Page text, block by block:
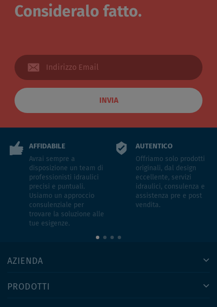
Consideralo fatto.
INVIA
AFFIDABILE
Avrai sempre a
disposizione un team di
professionisti idraulici
precisi e puntuali.
Usiamo un approccio
consulenziale per
trovare la soluzione alle
tue esigenze.
AUTENTICO
Offriamo solo prodotti
originali, dal design
eccellente, servizi
idraulici, consulenza e
assistenza pre e post
vendita.
AZIENDA
PRODOTTI